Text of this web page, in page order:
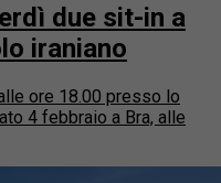
due sit-in a
iraniano
ore 18.00 presso lo
4 febbraio a Bra, alle